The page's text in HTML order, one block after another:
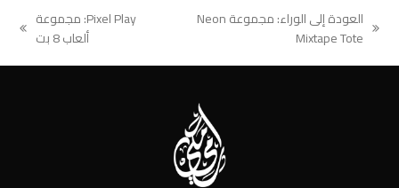
previous
العودة إلى الوراء: مجموعة Neon
Mixtape Tote
Pixel Play: مجموعة
ألعاب 8 بت